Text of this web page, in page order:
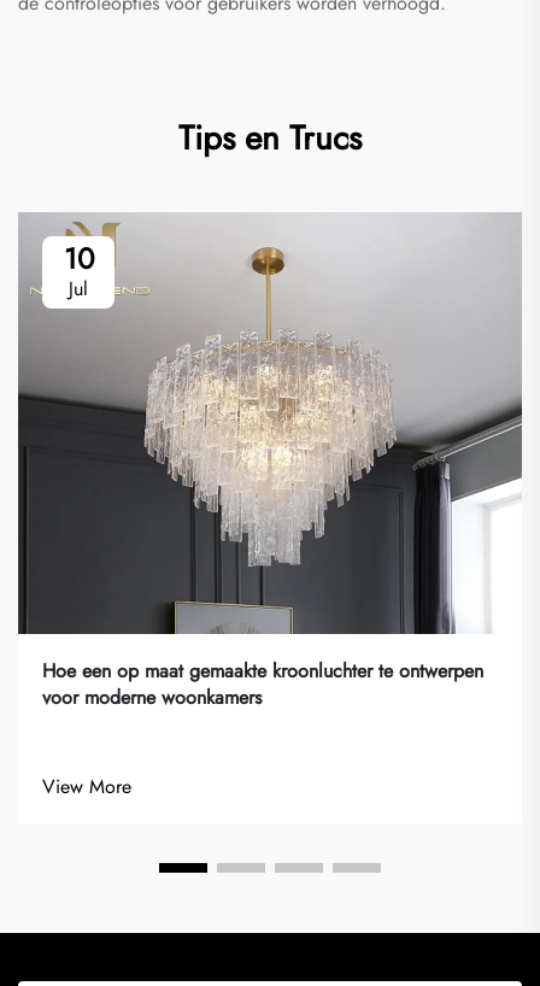
Tips en Trucs
10
Jul
Hoe een op maat gemaakte kroonluchter te ontwerpen
voor moderne woonkamers
View More